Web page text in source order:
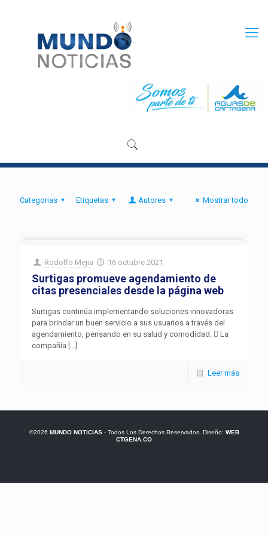
Categorias Etiquetas Autores Mostrar todo
Rodolfo Mejia 16 octubre 2021
Surtigas promueve agendamiento de
citas presenciales desde la página web
Surtigas continúa implementando soluciones innovadoras
para brindar un buen servicio a sus usuarios a través del
agendamiento, pensando en su salud y comodidad.  La
compañía […]
Leer más
©2026 MUNDO NOTICIAS- Todos Los Derechos Reservados. Diseño: WEB
CTGENA.CO